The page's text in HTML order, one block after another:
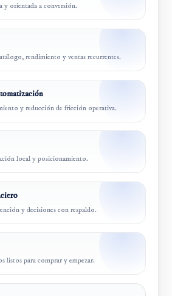
y orientada a conversión.
rendimiento y ventas recurrentes.
y reducción de fricción operativa.
local y posicionamiento.
y decisiones con respaldo.
listos para comprar y empezar.